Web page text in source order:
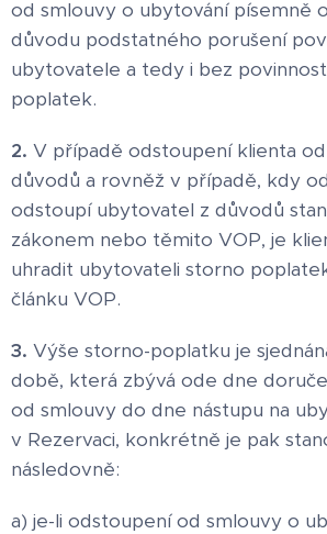
od smlouvy o ubytování písemně
důvodu podstatného porušení
ubytovatele a tedy i bez
poplatek.
2. V případě odstoupení klienta
důvodů a rovněž v případě, kdy
odstoupí ubytovatel z důvodů
zákonem nebo těmito VOP, je
uhradit ubytovateli storno
článku VOP.
3. Výše storno-poplatku je
době, která zbývá ode dne
od smlouvy do dne nástupu na
v Rezervaci, konkrétně je pak
následovně:
a) je-li odstoupení od smlouvy o